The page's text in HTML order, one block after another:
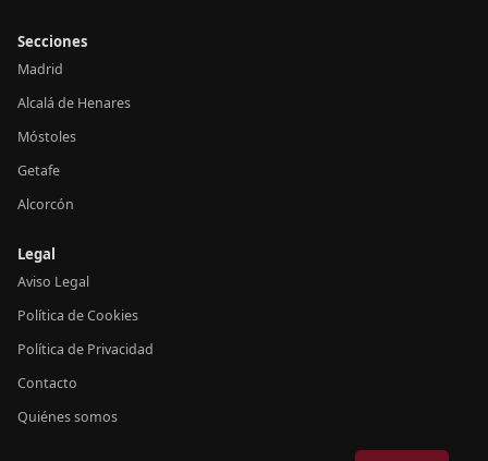
Secciones
Madrid
Alcalá de Henares
Móstoles
Getafe
Alcorcón
Legal
Aviso Legal
Política de Cookies
Política de Privacidad
Contacto
Quiénes somos